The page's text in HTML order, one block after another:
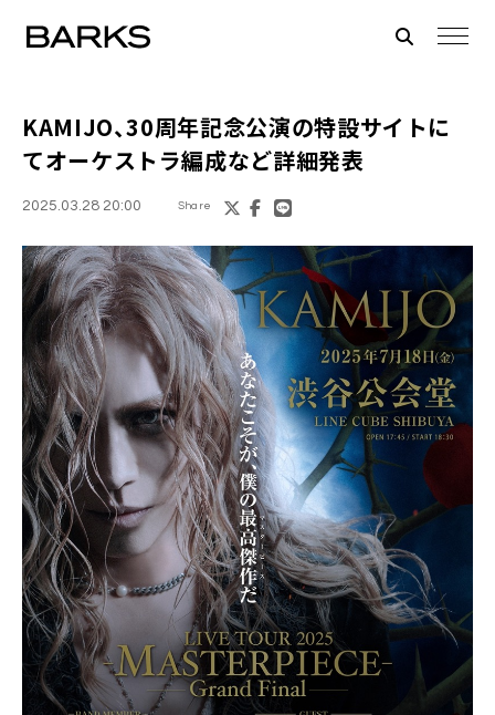
KAMIJO、30周年記念公演の特設サイトに
てオーケストラ編成など詳細発表
2025.03.28 20:00 Share